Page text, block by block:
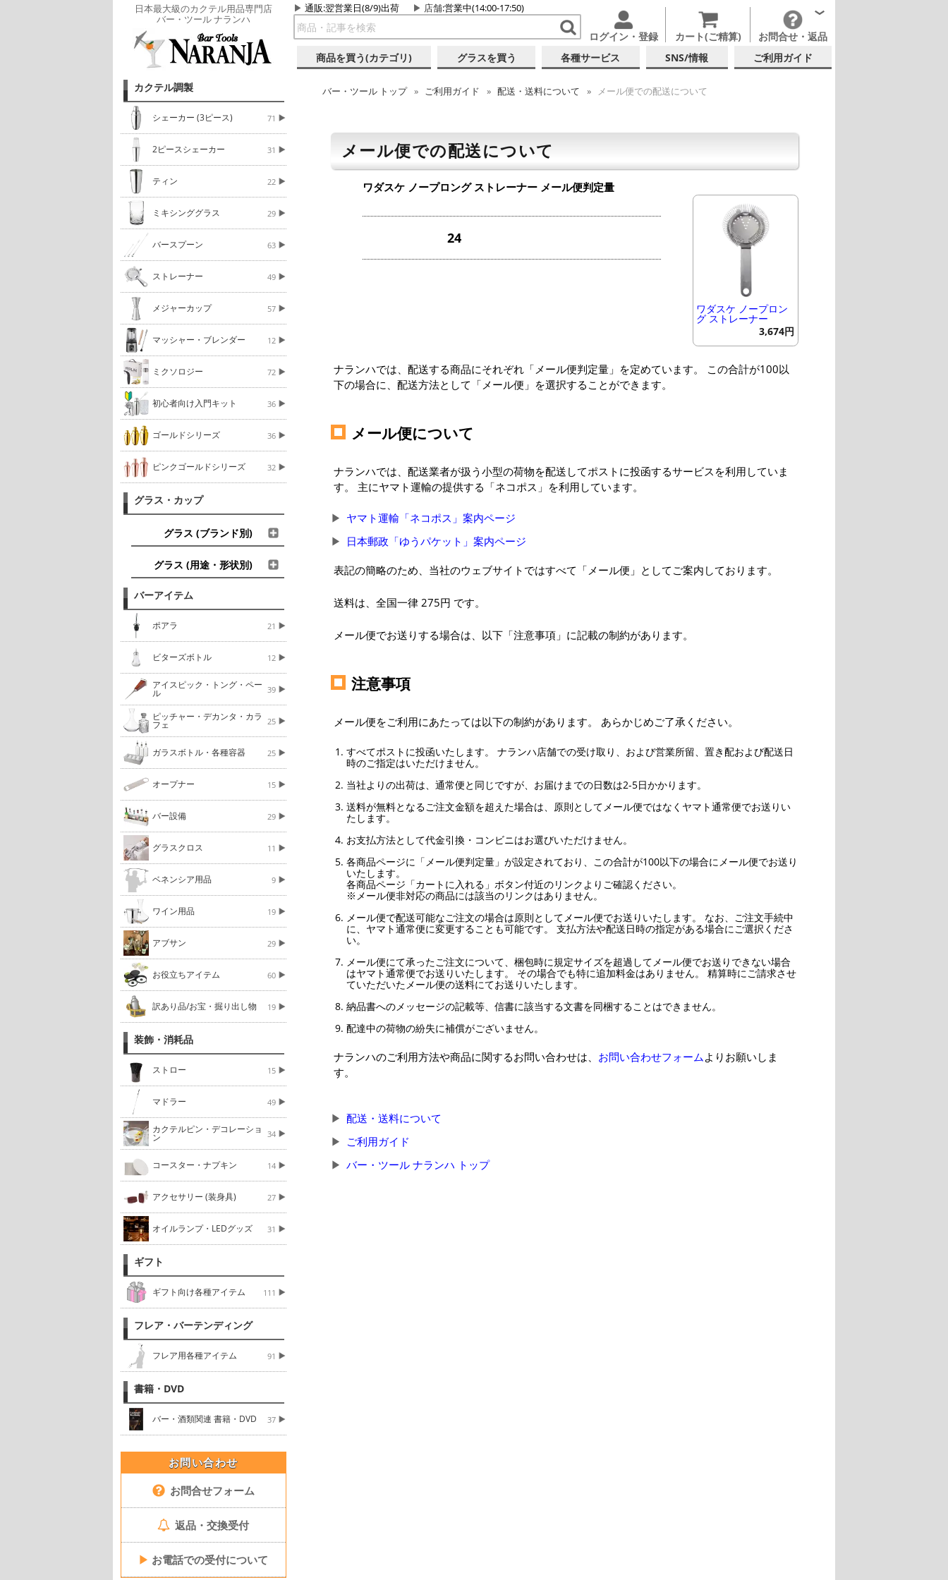
日本最大級のカクテル用品専門店
バー・ツール ナランハ
通販:翌営業日(8/9)出荷 店舗:営業中(14:00-17:50)
ログイン・登録 カート(ご精算) お問合せ・返品
商品を買う(カテゴリ) グラスを買う 各種サービス SNS/情報 ご利用ガイド
カクテル調製
シェーカー (3ピース) 71
2ピースシェーカー 31
ティン 22
ミキシンググラス 29
バースプーン 63
ストレーナー 49
メジャーカップ 57
マッシャー・ブレンダー 12
ミクソロジー 72
初心者向け入門キット 36
ゴールドシリーズ 36
ピンクゴールドシリーズ 32
グラス・カップ
グラス (ブランド別)
グラス (用途・形状別)
バーアイテム
ポアラ 21
ビターズボトル 12
アイスピック・トング・ペー
ル 39
ピッチャー・デカンタ・カラ
フェ 25
ガラスボトル・各種容器 25
オープナー 15
バー設備 29
グラスクロス 11
ベネンシア用品 9
ワイン用品 19
アブサン 29
お役立ちアイテム 60
訳あり品/お宝・掘り出し物 19
装飾・消耗品
ストロー 15
マドラー 49
カクテルピン・デコレーショ
ン 34
コースター・ナプキン 14
アクセサリー (装身具) 27
オイルランプ・LEDグッズ 31
ギフト
ギフト向け各種アイテム 111
フレア・バーテンディング
フレア用各種アイテム 91
書籍・DVD
バー・酒類関連 書籍・DVD 37
お問い合わせ
お問合せフォーム
返品・交換受付
▶ お電話での受付について
バー・ツールトップ ご利用ガイド 配送・送料について メール便での配送について
メール便での配送について
ワダスケ ノープロング ストレーナー メール便判定量
24
ワダスケ ノープロン
グ ストレーナー
3,674円
ナランハでは、配送する商品にそれぞれ「メール便判定量」を定めています。 この合計が100以
下の場合に、配送方法として「メール便」を選択することができます。
メール便について
ナランハでは、配送業者が扱う小型の荷物を配送してポストに投函するサービスを利用していま
す。 主にヤマト運輸の提供する「ネコポス」を利用しています。
ヤマト運輸「ネコポス」案内ページ
日本郵政「ゆうパケット」案内ページ
表記の簡略のため、当社のウェブサイトではすべて「メール便」としてご案内しております。
送料は、全国一律 275円 です。
メール便でお送りする場合は、以下「注意事項」に記載の制約があります。
注意事項
メール便をご利用にあたっては以下の制約があります。 あらかじめご了承ください。
すべてポストに投函いたします。 ナランハ店舗での受け取り、および営業所留、置き配および配送日
時のご指定はいただけません。
当社よりの出荷は、通常便と同じですが、お届けまでの日数は2-5日かかります。
送料が無料となるご注文金額を超えた場合は、原則としてメール便ではなくヤマト通常便でお送りい
たします。
お支払方法として代金引換・コンビニはお選びいただけません。
各商品ページに「メール便判定量」が設定されており、この合計が100以下の場合にメール便でお送り
いたします。
各商品ページ「カートに入れる」ボタン付近のリンクよりご確認ください。
※メール便非対応の商品には該当のリンクはありません。
メール便で配送可能なご注文の場合は原則としてメール便でお送りいたします。 なお、ご注文手続中
に、ヤマト通常便に変更することも可能です。 支払方法や配送日時の指定がある場合にご選択くださ
い。
メール便にて承ったご注文について、梱包時に規定サイズを超過してメール便でお送りできない場合
はヤマト通常便でお送りいたします。 その場合でも特に追加料金はありません。 精算時にご請求させ
ていただいたメール便の送料にてお送りいたします。
納品書へのメッセージの記載等、信書に該当する文書を同梱することはできません。
配達中の荷物の紛失に補償がございません。
ナランハのご利用方法や商品に関するお問い合わせは、 お問い合わせフォームよりお願いしま
す。
配送・送料について
ご利用ガイド
バー・ツール ナランハ トップ